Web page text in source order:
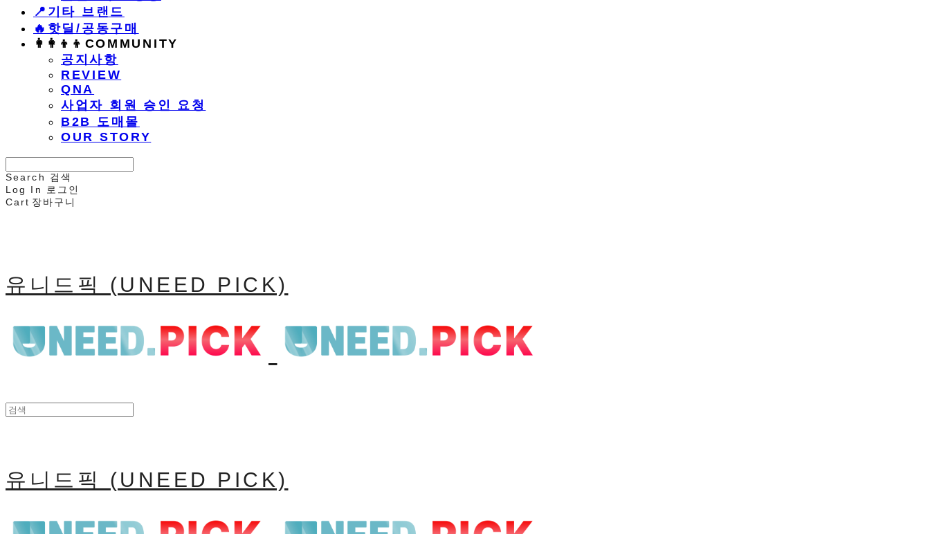
📍기타 브랜드
🔥핫딜/공동구매
👩‍👩‍👦‍👦COMMUNITY
공지사항
REVIEW
QNA
사업자 회원 승인 요청
B2B 도매몰
OUR STORY
Search
검색
Log In
로그인
Cart 장바구니
유니드픽 (UNEED PICK)
유니드픽 (UNEED PICK)